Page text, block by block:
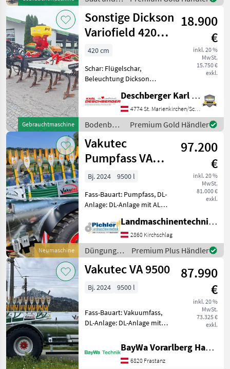
Pflege /
Sonstige
Gebrauchtmaschine
Sonstige Dickson
Variofield 4200
Grubber
18.900
€
inkl. 20 %
MwSt.
15.750 €
exkl.
420 cm
Schar: Flügelschar,
Beleuchtung Dickson
balkig mit 16 Zinken mit
Flügelscharen, hydr.
Klappung, hydr.
Tiefeneinstellung, Striegel,
Dachringw
Deschberger Karl Landtechnik GesmbH & Co KG
4774 St. Marienkirchen/Schärding
Bodenbearbeitung
/ Sonstige
Premium Gold Händler
Neumaschine
Vakutec
Pumpfass VA
9500 P + Vario-
Flex+ 12/48
Schlepp-S
97.200
€
inkl. 20 %
MwSt.
81.000 €
exkl.
Bj. 2024
9500 l
Fass-Bauart: Pumpfass, DL-
Anlage: DL-Anlage mit ALB,
Schleppschlauchverteiler
VAKUTEC Pumpfass VA 9500
P + Vario-Flex+ 12/48
Schlepp-SCHUH
Serienausrüst
Landmaschinentechnik Pichler GmbH
2860 Kirchschlag
Düngung
und
Beregnung
Premium Plus Händler
Vakutec VA 9500
87.990
€
inkl. 20 %
MwSt.
73.325 €
exkl.
Bj. 2024 9500 l
Fass-Bauart: Vakuumfass,
DL-Anlage: DL-Anlage mit
Schleppschlauchverteiler
Untenanhängung V-
BayWa Vorarlberg HandelsGmbH BayWa Technik
6820 Frastanz